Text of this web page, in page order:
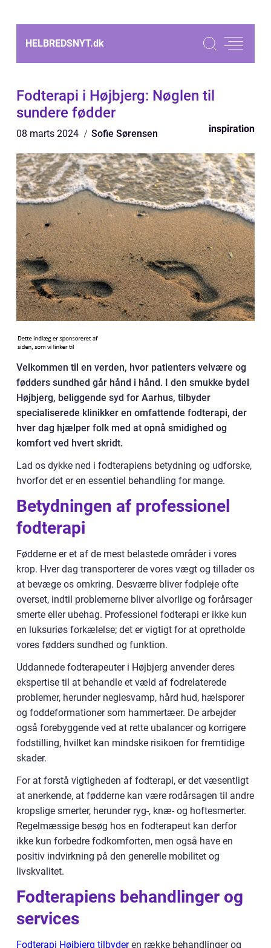
HELBREDSNYT.dk
Fodterapi i Højbjerg: Nøglen til
sundere fødder
08 marts 2024 Sofie Sørensen inspiration
Velkommen til en verden, hvor patienters velvære og
fødders sundhed går hånd i hånd. I den smukke bydel
Højbjerg, beliggende syd for Aarhus, tilbyder
specialiserede klinikker en omfattende fodterapi, der
hver dag hjælper folk med at opnå smidighed og
komfort ved hvert skridt.
Lad os dykke ned i fodterapiens betydning og udforske,
hvorfor det er en essentiel behandling for mange.
Betydningen af professionel
fodterapi
Fødderne er et af de mest belastede områder i vores
krop. Hver dag transporterer de vores vægt og tillader os
at bevæge os omkring. Desværre bliver fodpleje ofte
overset, indtil problemerne bliver alvorlige og forårsager
smerte eller ubehag. Professionel fodterapi er ikke kun
en luksuriøs forkælelse; det er vigtigt for at opretholde
vores fødders sundhed og funktion.
Uddannede fodterapeuter i Højbjerg anvender deres
ekspertise til at behandle et væld af fodrelaterede
problemer, herunder neglesvamp, hård hud, hælsporer
og foddeformationer som hammertæer. De arbejder
også forebyggende ved at rette ubalancer og korrigere
fodstilling, hvilket kan mindske risikoen for fremtidige
skader.
For at forstå vigtigheden af fodterapi, er det væsentligt
at anerkende, at fødderne kan være rodårsagen til andre
kropslige smerter, herunder ryg-, knæ- og hoftesmerter.
Regelmæssige besøg hos en fodterapeut kan derfor
ikke kun forbedre fodkomforten, men også have en
positiv indvirkning på den generelle mobilitet og
livskvalitet.
Fodterapiens behandlinger og
services
Fodterapi Højbjerg tilbyderen række behandlinger og